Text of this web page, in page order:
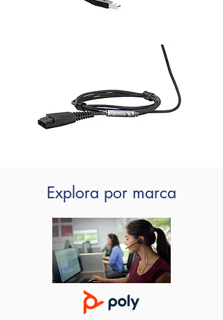
Explora por marca